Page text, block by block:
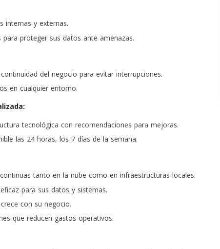
internas y externas.
para proteger sus datos ante amenazas.
del negocio para evitar interrupciones.
en cualquier entorno.
tecnológica con recomendaciones para mejoras.
las 24 horas, los 7 días de la semana.
tanto en la nube como en infraestructuras locales.
para sus datos y sistemas.
con su negocio.
que reducen gastos operativos.